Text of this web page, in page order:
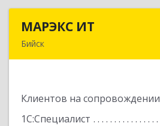
МАРЭКС ИТ
Бийск
Клиентов на сопровождении
1С:Специалист